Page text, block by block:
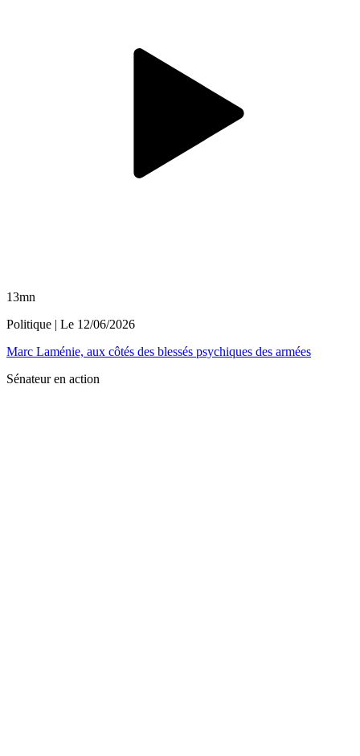
13mn
Politique | Le 12/06/2026
Marc Laménie, aux côtés des blessés psychiques des armées
Sénateur en action